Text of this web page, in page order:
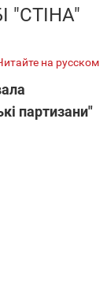
"СТІНА"
на русском
партизани"